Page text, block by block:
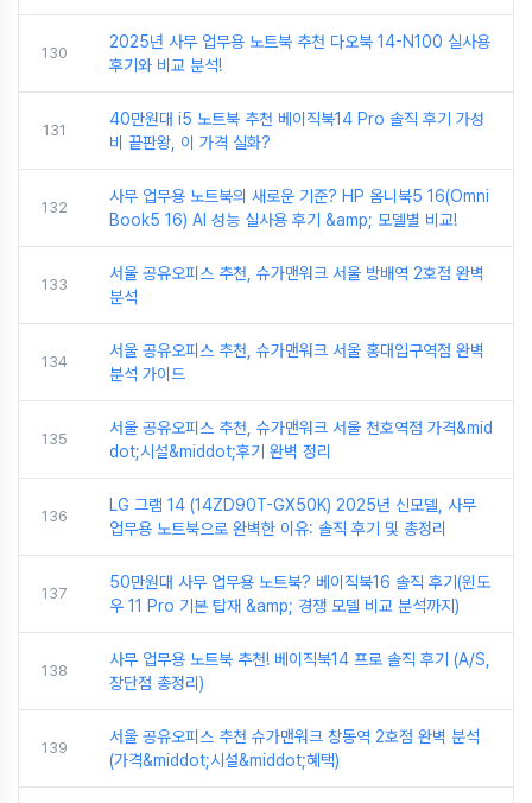
130
2025년 사무 업무용 노트북 추천 다오북 14-N100 실사용
후기와 비교 분석!
131
40만원대 i5 노트북 추천 베이직북14 Pro 솔직 후기 가성
비 끝판왕, 이 가격 실화?
132
사무 업무용 노트북의 새로운 기준? HP 옴니북5 16(Omni
Book5 16) AI 성능 실사용 후기 &amp; 모델별 비교!
133
서울 공유오피스 추천, 슈가맨워크 서울 방배역 2호점 완벽
분석
134
서울 공유오피스 추천, 슈가맨워크 서울 홍대입구역점 완벽
분석 가이드
135
서울 공유오피스 추천, 슈가맨워크 서울 천호역점 가격&mid
dot;시설&middot;후기 완벽 정리
136
LG 그램 14 (14ZD90T-GX50K) 2025년 신모델, 사무
업무용 노트북으로 완벽한 이유: 솔직 후기 및 총정리
137
50만원대 사무 업무용 노트북? 베이직북16 솔직 후기(윈도
우 11 Pro 기본 탑재 &amp; 경쟁 모델 비교 분석까지)
138
사무 업무용 노트북 추천! 베이직북14 프로 솔직 후기 (A/S,
장단점 총정리)
139
서울 공유오피스 추천 슈가맨워크 창동역 2호점 완벽 분석
(가격&middot;시설&middot;혜택)